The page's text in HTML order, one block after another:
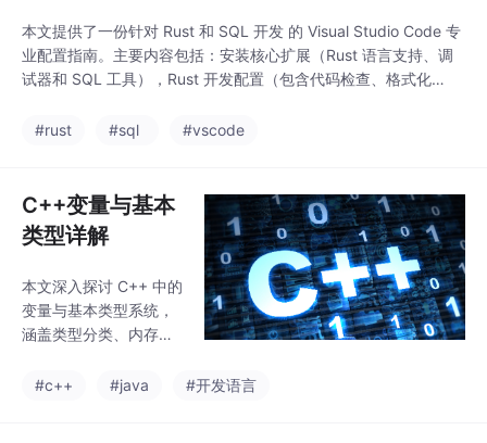
本文提供了一份针对 Rust 和 SQL 开发 的 Visual Studio Code 专
业配置指南。主要内容包括：安装核心扩展（Rust 语言支持、调
试器和 SQL 工具），Rust 开发配置（包含代码检查、格式化
ust 和 SQL 调试技巧），以及实用的代码片段和工作流建议。指
#rust #sql #vscode
C++变量与基本
类型详解
本文深入探讨 C++ 中的
变量与基本类型系统，
涵盖类型分类、内存模
域规则、类型转换及现
#c++ #java #开发语言